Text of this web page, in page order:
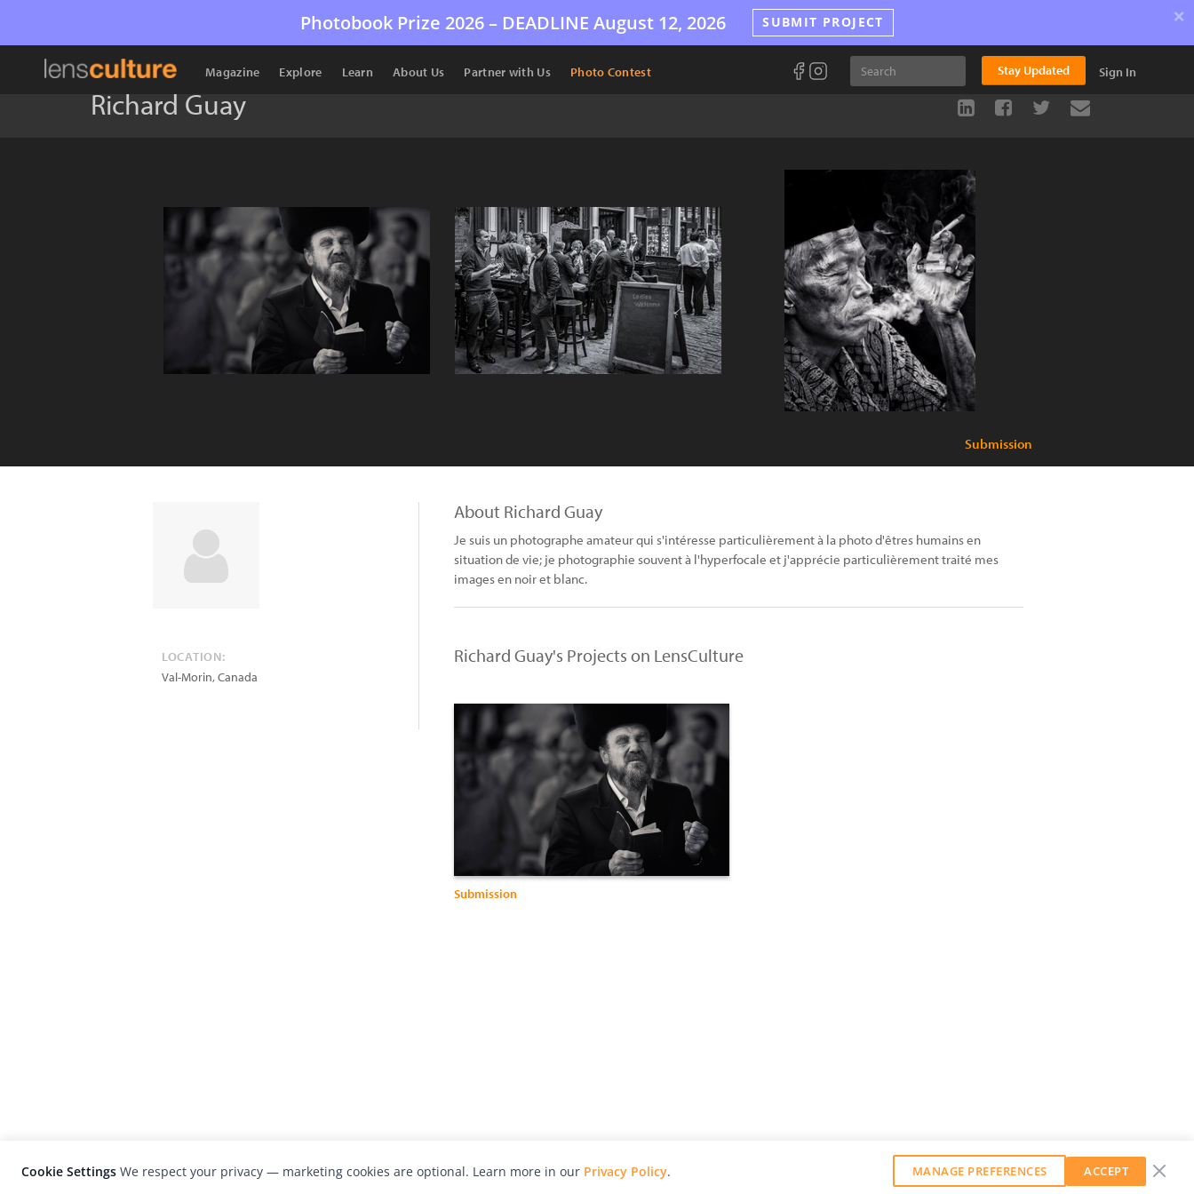
Photobook Prize 2026 – DEADLINE August 12, 2026 SUBMIT PROJECT ×
Magazine Explore Learn About Us Partner with Us Photo Contest Stay Updated Sign In
Richard Guay
Submission
LOCATION:
Val-Morin,Canada
About Richard Guay
Je suis un photographe amateur qui s'intéresse particulièrement à la photo d'êtres humains en
situation de vie; je photographie souvent à l'hyperfocale et j'apprécie particulièrement traité mes
images en noir et blanc.
Richard Guay's Projects on LensCulture
Submission
Cookie Settings We respect your privacy — marketing cookies are optional. Learn more in our Privacy Policy. MANAGE PREFERENCES ACCEPT